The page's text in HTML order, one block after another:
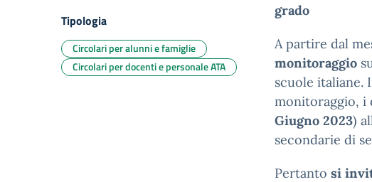
grado
A partire dal
monitoraggio
scuole italiane.
monitoraggio, i
Giugno 2023)
secondarie di
Pertanto si
Tipologia
Circolari per alunni e famiglie
Circolari per docenti e personale ATA